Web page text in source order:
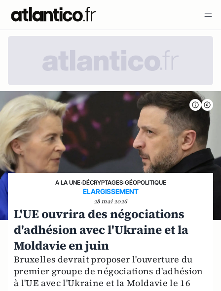
A LA UNE›DÉCRYPTAGES›GÉOPOLITIQUE
ELARGISSEMENT
28 mai 2026
L'UE ouvrira des négociations
d'adhésion avec l'Ukraine et la
Moldavie en juin
Bruxelles devrait proposer l'ouverture du
premier groupe de négociations d'adhésion
à l'UE avec l'Ukraine et la Moldavie le 16